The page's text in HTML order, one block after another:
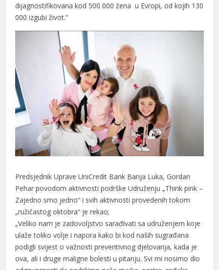
dijagnostifikovana kod 500 000 žena u Evropi, od kojih 130
000 izgubi život.”
Predsjednik Uprave UniCredit Bank Banja Luka, Gordan
Pehar povodom aktivnosti podrške Udruženju „Think pink –
Zajedno smo jedno“ i svih aktivnosti provedenih tokom
„ružičastog oktobra“ je rekao;
„Veliko nam je zadovoljstvo sarađivati sa udruženjem koje
ulaže toliko volje i napora kako bi kod naših sugrađana
podigli svijest o važnosti preventivnog djelovanja, kada je
ova, ali i druge maligne bolesti u pitanju. Svi mi nosimo dio